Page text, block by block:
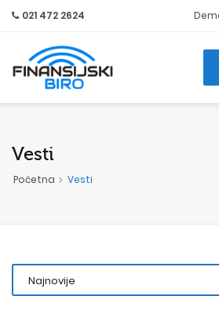
021 472 2624
Vesti
Početna Vesti